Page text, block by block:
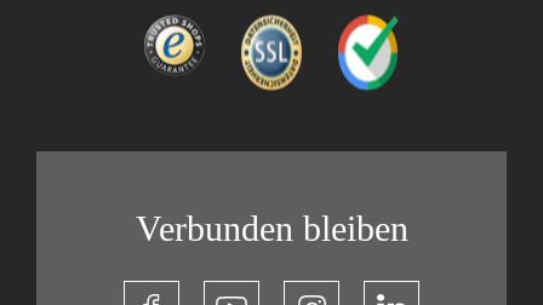
Verbunden bleiben